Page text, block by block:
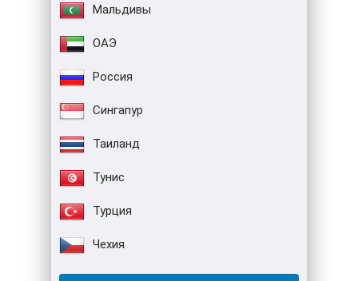
Мальдивы
ОАЭ
Россия
Сингапур
Таиланд
Тунис
Турция
Чехия